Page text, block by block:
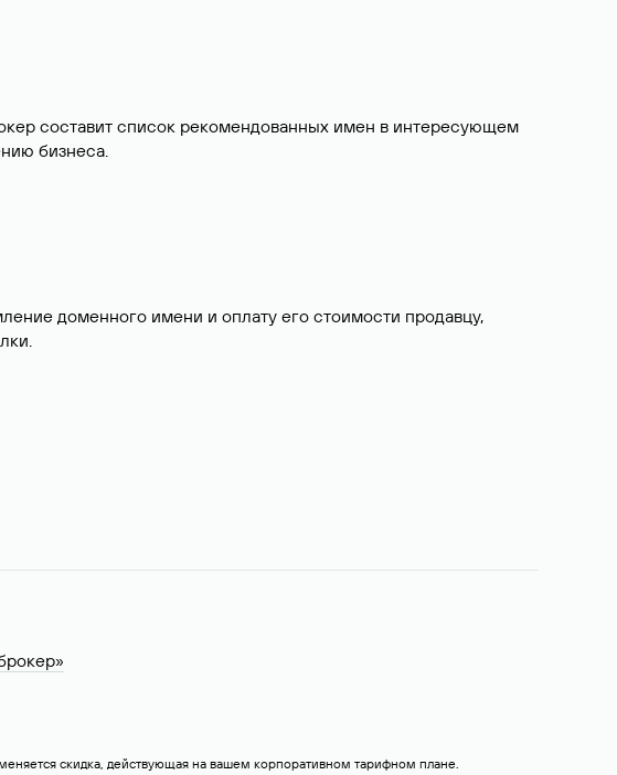
составит список рекомендованных имен в интересующем
бизнеса.
доменного имени и оплату его стоимости продавцу,
скидка, действующая на вашем корпоративном тарифном плане.